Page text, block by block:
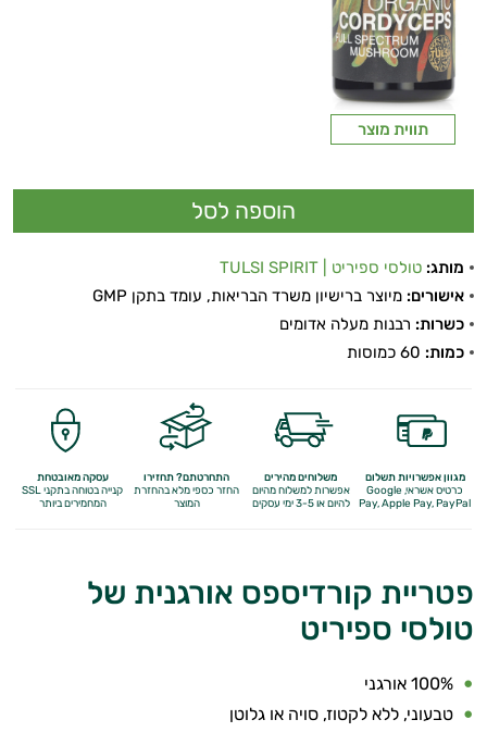
תווית מוצר
מותג: טולסי ספיריט | TULSI SPIRIT
אישורים: מיוצר ברישיון משרד הבריאות, עומד בתקן GMP
כשרות: רבנות מעלה אדומים
כמות:
מגוון אפשרויות תשלום
כרטיס אשראי, Google
Pay,Apple Pay, PayPal
משלוחים מהירים
אפשרות למשלוח מהיום
להיום או 3-5 ימי עסקים
התחרטתם? תחזירו
החזר כספי מלאבהחזרת
המוצר
עסקה מאובטחת
קנייה בטוחה בתקני SSL
המחמירים ביותר
פטריית קורדיספס אורגנית של
טולסי ספיריט
100% אורגני
טבעוני, ללא לקטוז, סויה או גלוטן